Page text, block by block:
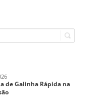
de Galinha Rápida na